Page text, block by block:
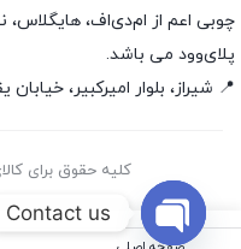
چوبی اعم از ام‌دی‌اف، هایگلاس،
پلای‌وود می باشد.
📍 شیراز، بلوار امیرکبیر، خیابان
کلیه حقوق برای
Contact us